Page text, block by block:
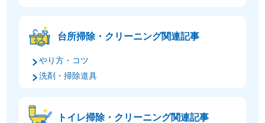
台所掃除・クリーニング関連記事
やり方・コツ
洗剤・掃除道具
トイレ掃除・クリーニング関連記事